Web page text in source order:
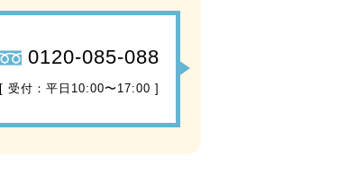
0120-085-088
[ 受付：平日10:00〜17:00 ]